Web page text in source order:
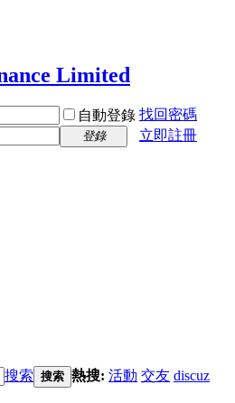
自動登錄 找回密碼
登錄
立即註冊
搜索 搜索 熱搜: 活動 交友 discuz